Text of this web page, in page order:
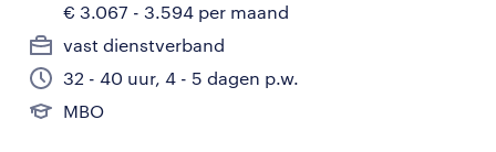
€ 3.067 - 3.594 per maand
vast dienstverband
32 - 40 uur, 4 - 5 dagen p.w.
MBO